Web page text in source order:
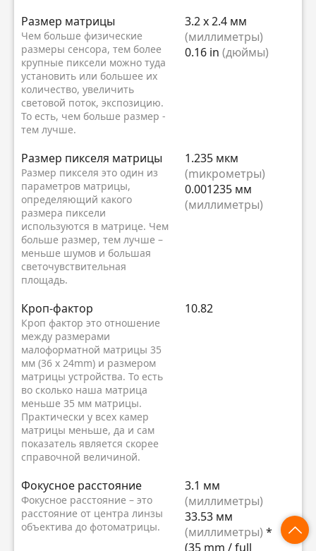
Размер матрицы
Чем больше физические
размеры сенсора, тем более
крупные пиксели можно туда
установить или большее их
количество, увеличить
световой поток, экспозицию.
То есть, чем больше размер -
тем лучше.
3.2 x 2.4 мм
(миллиметры)
0.16 in (дюймы)
Размер пикселя матрицы
Размер пикселя это один из
параметров матрицы,
определяющий какого
размера пиксели
используются в матрице. Чем
больше размер, тем лучше –
меньше шумов и большая
светочувствительная
площадь.
1.235 мкм
(mикрометры)
0.001235 мм
(миллиметры)
Кроп-фактор
Кроп фактор это отношение
между размерами
малоформатной матрицы 35
мм (36 x 24mm) и размером
матрицы устройства. То есть
во сколько наша матрица
меньше 35 мм матрицы.
Практически у всех камер
матрицы меньше, да и сам
показатель является скорее
справочной величиной.
10.82
Фокусное расстояние
Фокусное расстояние – это
расстояние от центра линзы
объектива до фотоматрицы.
3.1 мм
(миллиметры)
33.53 мм
(миллиметры) *
(35 mm / full